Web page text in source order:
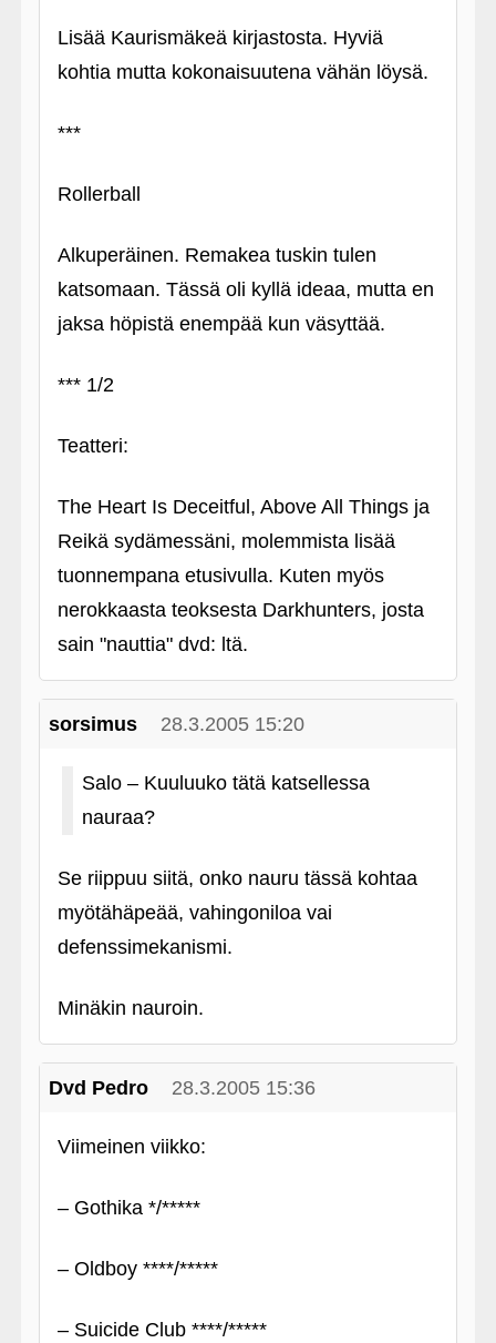
Lisää Kaurismäkeä kirjastosta. Hyviä
kohtia mutta kokonaisuutena vähän löysä.
***
Rollerball
Alkuperäinen. Remakea tuskin tulen
katsomaan. Tässä oli kyllä ideaa, mutta en
jaksa höpistä enempää kun väsyttää.
*** 1/2
Teatteri:
The Heart Is Deceitful, Above All Things ja
Reikä sydämessäni, molemmista lisää
tuonnempana etusivulla. Kuten myös
nerokkaasta teoksesta Darkhunters, josta
sain "nauttia" dvd: ltä.
sorsimus 28.3.2005 15:20
Salo – Kuuluuko tätä katsellessa
nauraa?
Se riippuu siitä, onko nauru tässä kohtaa
myötähäpeää, vahingoniloa vai
defenssimekanismi.
Minäkin nauroin.
Dvd Pedro 28.3.2005 15:36
Viimeinen viikko:
– Gothika */*****
– Oldboy ****/*****
– Suicide Club ****/*****